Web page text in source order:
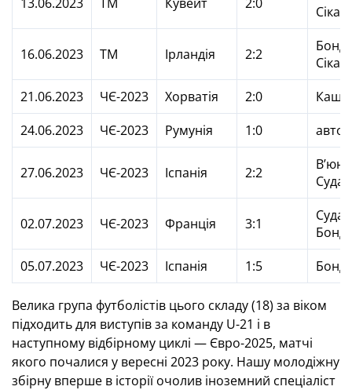
Сікан
16.06.2023 ТМ Ірландія 2:2
Сікан
21.06.2023
ЧЄ-2023 Хорватія 2:0
24.06.2023
ЧЄ-2023 Румунія 1:0
27.06.2023 ЧЄ-2023 Іспанія 2:2
02.07.2023 ЧЄ-2023 Франція 3:1
05.07.2023
ЧЄ-2023 Іспанія 1:5
Велика група футболістів цього складу (18) за віком
підходить для виступів за команду U-21 і в
наступному відбірному циклі — Євро-2025, матчі
якого почалися у вересні 2023 року. Нашу молодіжну
збірну вперше в історії очолив іноземний спеціаліст